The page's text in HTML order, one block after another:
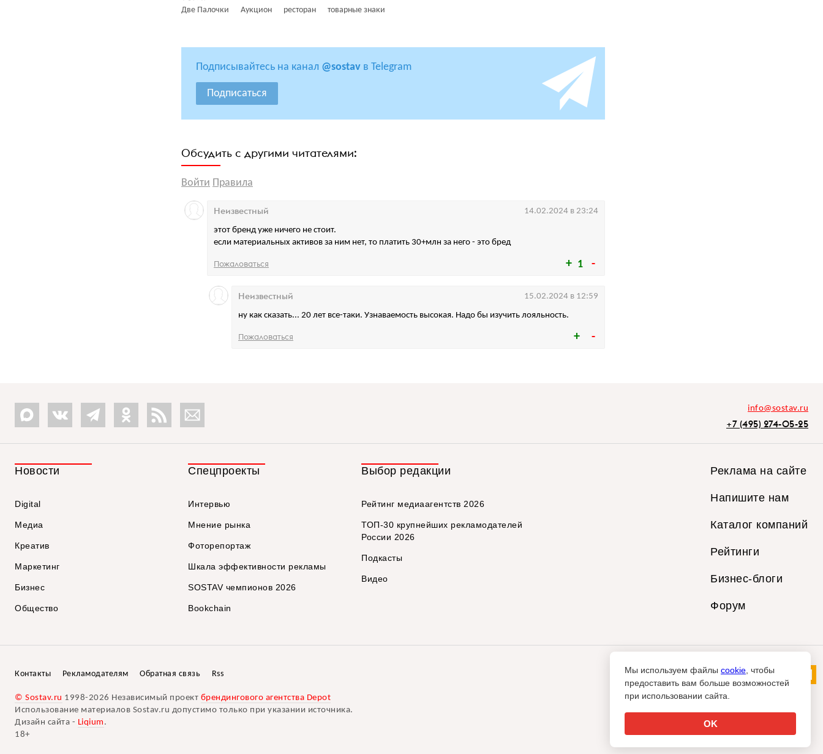
Две Палочки Аукцион ресторан товарные знаки
Подписывайтесь на канал @sostav в Telegram
Подписаться
Обсудить с другими читателями:
Войти Правила
1
этот бренд уже ничего не стоит.
если материальных активов за ним нет, то платить 30+млн за него - это бред
Неизвестный 14.02.2024 в 23:24
Пожаловаться
ну как сказать... 20 лет все-таки. Узнаваемость высокая. Надо бы изучить лояльность.
Неизвестный 15.02.2024 в 12:59
Пожаловаться
info@sostav.ru
+7 (495) 274-05-25
Новости
Digital
Медиа
Креатив
Маркетинг
Бизнес
Общество
Спецпроекты
Интервью
Мнение рынка
Фоторепортаж
Шкала эффективности рекламы
SOSTAV чемпионов 2026
Bookchain
Выбор редакции
Рейтинг медиаагентств 2026
ТОП-30 крупнейших рекламодателей
России 2026
Подкасты
Видео
Реклама на сайте
Напишите нам
Каталог компаний
Рейтинги
Бизнес-блоги
Форум
Контакты Рекламодателям Обратная связь Rss
© Sostav.ru 1998-2026 Независимый проект брендингового агентства Depot
Использование материалов Sostav.ru допустимо только при указании источника.
Дизайн сайта - Liqium .
18+
Мы используем файлы cookie , чтобы
предоставить вам больше возможностей
при использовании сайта.
OK